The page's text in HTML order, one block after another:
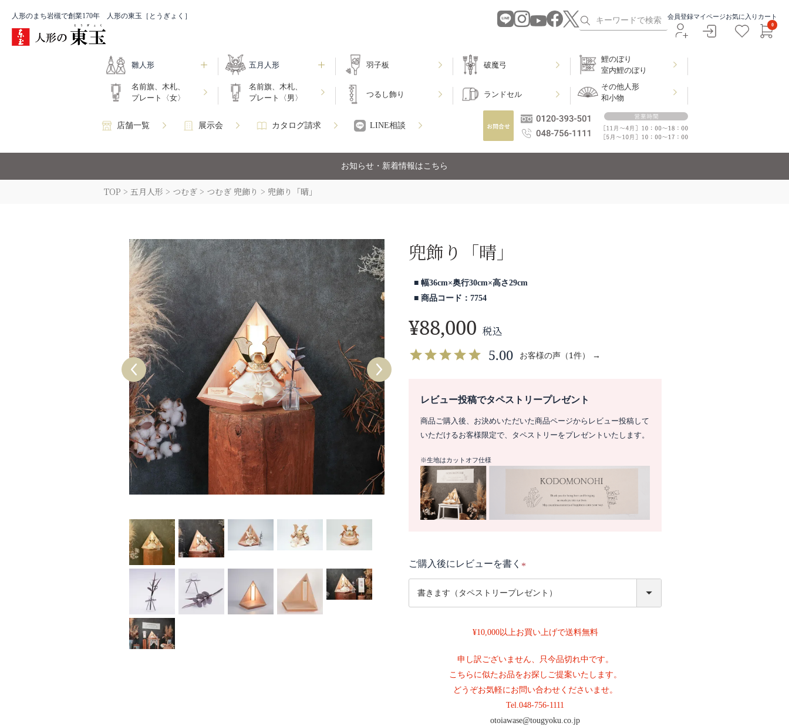
人形のまち岩槻で創業170年 人形の東玉［とうぎょく］ 会員登録マイページお気に入り カート
0
雛人形 五月人形 羽子板 破魔弓
鯉のぼり
室内鯉のぼり
名前旗、木札、
プレート〈女〉
名前旗、木札、
プレート〈男〉
つるし飾り ランドセル
その他人形
和小物
店舗一覧 展示会 カタログ請求 LINE相談
お知らせ・新着情報はこちら
TOP 五月人形 つむぎ つむぎ 兜飾り 兜飾り「晴」
兜飾り「晴」
幅36cm×奥行30cm×高さ29cm
商品コード：7754
¥88,000 税込
5.00 お客様の声（1件） →
レビュー投稿でタペストリープレゼント
商品ご購入後、お決めいただいた商品ページからレビュー投稿して
いただけるお客様限定で、タペストリーをプレゼントいたします。
※生地はカットオフ仕様
ご購入後にレビューを書く
)
¥10,000以上お買い上げで送料無料
申し訳ございません、只今品切れ中です。
こちらに似たお品をお探しご提案いたします。
どうぞお気軽にお問い合わせくださいませ。
Tel.048-756-1111
otoiawase@tougyoku.co.jp